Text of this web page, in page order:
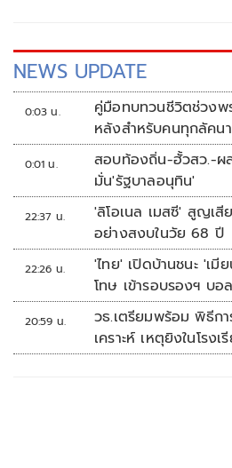
NEWS UPDATE
0:03 น.
คู่มือทบทวนชีวิตช่วงพ
หลังสำหรับคนทุกลัคน
0:01 น.
สอบท้องถิ่น-ฮั้วสว.-ผ
มั่น'รัฐบาลอนุทิน'
22:37 น.
'ลิโอเนล เมสซี' สูญเ
อย่างสงบในวัย 68 ปี
22:26 น.
'ไทย' เปิดบ้านชนะ 'เ
โทษ เข้ารอบรองฯ บ
20:59 น.
วธ.เตรียมพร้อม พิธีกา
เคราะห์ เหตุยิงในโรงเ